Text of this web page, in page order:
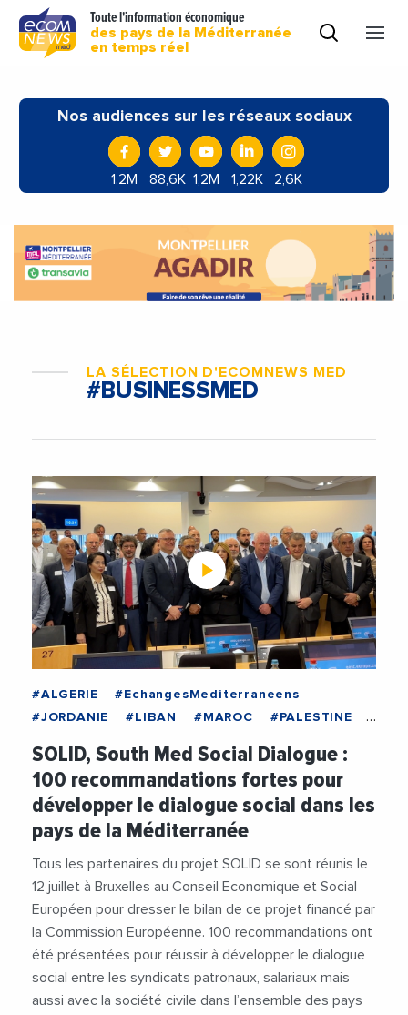
Toute l'information économique
des pays de la Méditerranée
en temps réel
Nos audiences sur les réseaux sociaux
1.2M 88,6K 1,2M 1,22K 2,6K
LA SÉLECTION D'ECOMNEWS MED
#BUSINESSMED
#ALGERIE
#EchangesMediterraneens
#JORDANIE
#LIBAN #MAROC
#PALESTINE
#DeveloppementDurable
#Innovation
#JihenBoutiba
#ONG #Politique
#Social
#TarekTawfik
#Transition #UnionEuropeenne
SOLID, South Med Social Dialogue :
100 recommandations fortes pour
développer le dialogue social dans les
pays de la Méditerranée
Tous les partenaires du projet SOLID se sont réunis le
12 juillet à Bruxelles au Conseil Economique et Social
Européen pour dresser le bilan de ce projet financé par
la Commission Européenne. 100 recommandations ont
été présentées pour réussir à développer le dialogue
social entre les syndicats patronaux, salariaux mais
aussi avec la société civile dans l’ensemble des pays